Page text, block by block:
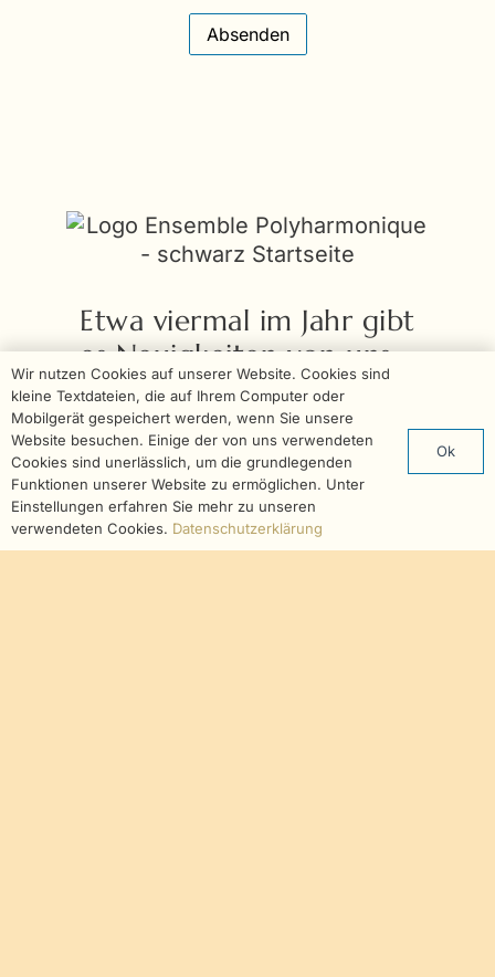
Absenden
Etwa viermal im Jahr gibt
es Neuigkeiten von uns –
inklusive Einblicke in
unsere Arbeit und
Einladungen zu unseren
Konzerten.
Anmeldung zum
Wir nutzen Cookies auf unserer Website. Cookies sind
kleine Textdateien, die auf Ihrem Computer oder
Mobilgerät gespeichert werden, wenn Sie unsere
Website besuchen. Einige der von uns verwendeten
Cookies sind unerlässlich, um die grundlegenden
Funktionen unserer Website zu ermöglichen. Unter
Einstellungen erfahren Sie mehr zu unseren
verwendeten Cookies. Datenschutzerklärung
Ok